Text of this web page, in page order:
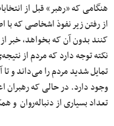
هنگامی که «رهبر» قبل از
از رفتن زیر نفوذ اشخاصی که با
کنند بدون آن که بخواهد، خبر
نکته توجه دارد که مردم از
تمایل شدید مردم را می‌داند و
تعداد بسیاری از دنباله‌روان و